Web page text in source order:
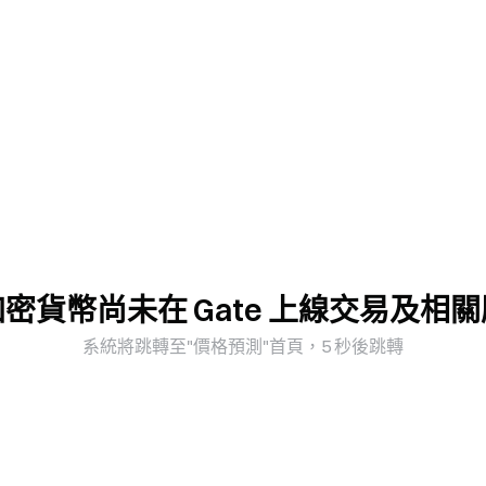
貨幣尚未在 Gate 上線交易及相
系統將跳轉至"價格預測"首頁，5 秒後跳轉